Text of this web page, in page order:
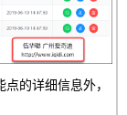
的详细信息外，